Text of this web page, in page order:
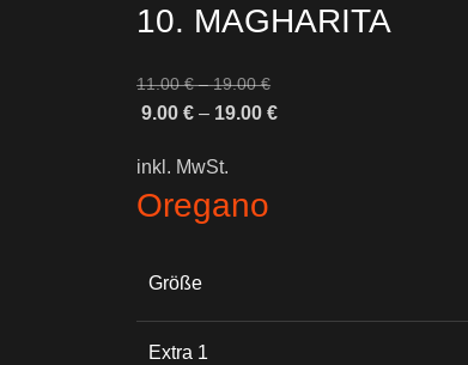
10. MAGHARITA
11.00€ 19.00€
9.00€ 19.00€
inkl. MwSt.
Oregano
Größe
Extra 1